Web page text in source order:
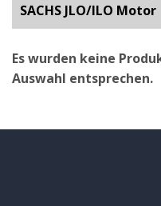
SACHS JLO/ILO Motor
Es wurden keine
Auswahl entsprechen.